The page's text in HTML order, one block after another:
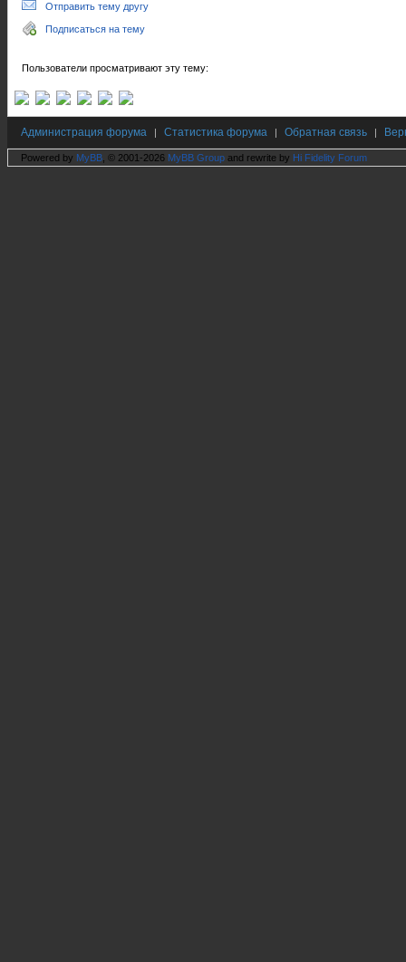
Отправить тему другу
Подписаться на тему
Пользователи просматривают эту тему:
Администрация форума | Статистика форума | Обратная связь |
Powered by MyBB , © 2001-2026 MyBB Group and rewrite by Hi Fidelity Forum